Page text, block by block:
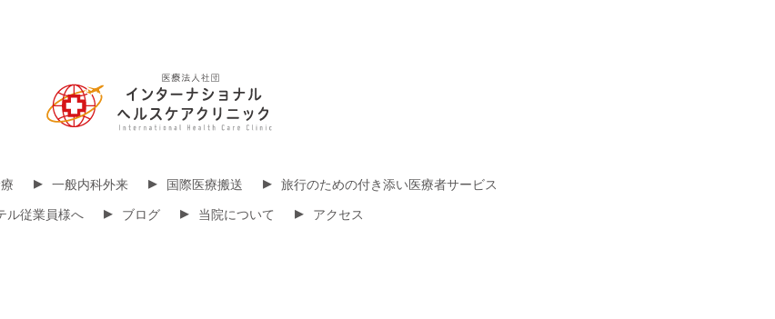
▸ 一般内科外来 ▸ 国際医療搬送 ▸ 旅行のための付き添い医療者サービス
ル従業員様へ ▸ ブログ ▸ 当院について ▸ アクセス